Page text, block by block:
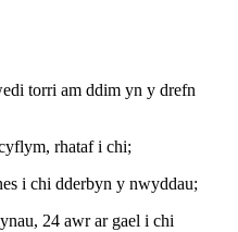
torri am ddim yn y drefn
rhataf i chi;
i chi dderbyn y nwyddau;
24 awr ar gael i chi